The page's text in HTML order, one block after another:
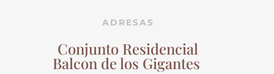
ADRESAS
Conjunto Residencial
Balcon de los Gigantes